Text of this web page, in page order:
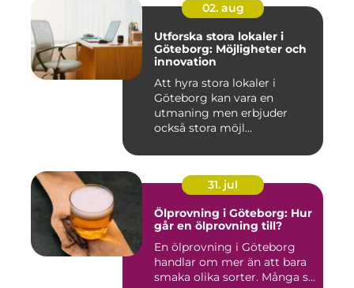
02. aug
Utforska stora lokaler i
Göteborg: Möjligheter och
innovation
Att hyra stora lokaler i
Göteborg kan vara en
utmaning men erbjuder
också stora möjl...
31. jul
Ölprovning i Göteborg: Hur
går en ölprovning till?
En ölprovning i Göteborg
handlar om mer än att bara
smaka olika sorter. Många s...